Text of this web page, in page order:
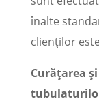
înalte
clienților
Curățarea